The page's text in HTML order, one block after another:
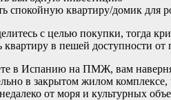
спокойную квартиру/домик для
с целью покупки, тогда
квартиру в пешей доступности
в Испанию на ПМЖ, вам
в закрытом жилом комплексе,
от моря и культурных